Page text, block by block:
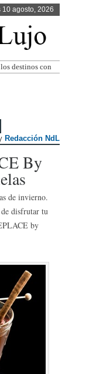
10 agosto, 2026
destinos con
Redacción NdL
By
de invierno.
disfrutar tu
by